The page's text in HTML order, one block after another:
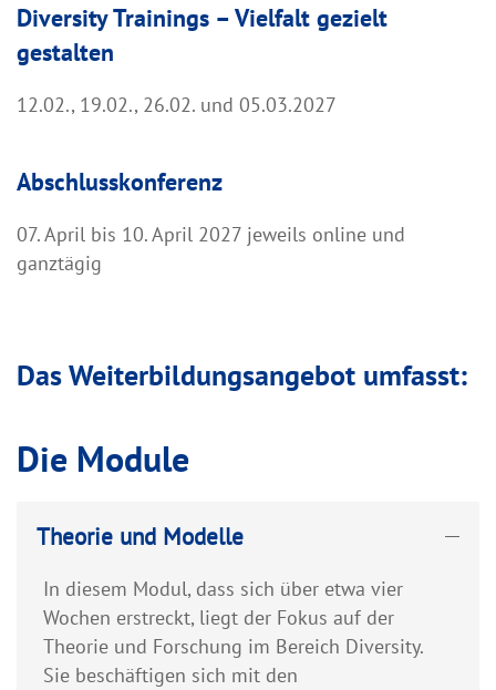
Diversity Trainings – Vielfalt gezielt
gestalten
12.02., 19.02., 26.02. und 05.03.2027
Abschlusskonferenz
07. April bis 10. April 2027 jeweils online und
ganztägig
Das Weiterbildungsangebot umfasst:
Die Module
Theorie und Modelle
In diesem Modul, dass sich über etwa vier
Wochen erstreckt, liegt der Fokus auf der
Theorie und Forschung im Bereich Diversity.
Sie beschäftigen sich mit den